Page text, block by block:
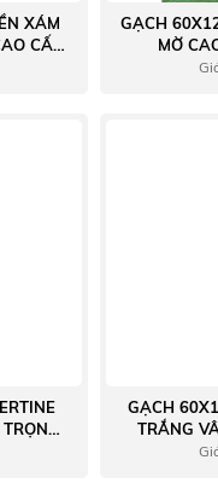
XÁM
CẤP
GẠCH
MỜ
GẠCH
TRẮNG